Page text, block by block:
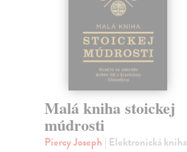
Malá kniha stoickej
múdrosti
Piercy Joseph | Elektronická kniha